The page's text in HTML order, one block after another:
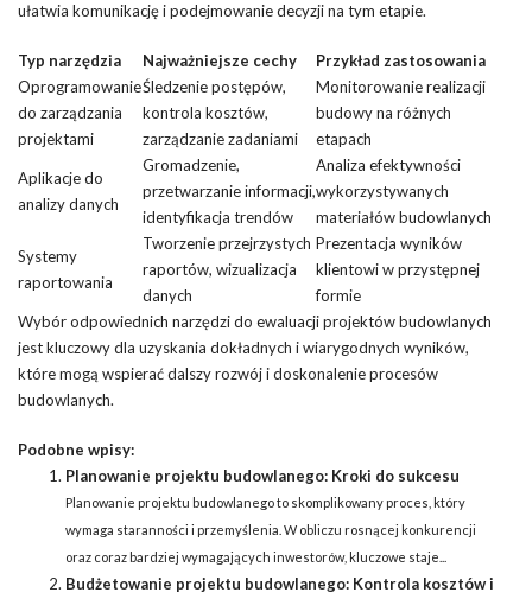
ułatwia komunikację i podejmowanie decyzji na tym etapie.
Typ narzędzia Najważniejsze cechy
Przykład zastosowania
Oprogramowanie
do zarządzania
projektami
Śledzenie postępów,
kontrola kosztów,
zarządzanie zadaniami
Monitorowanie realizacji
budowy na różnych
etapach
Aplikacje do
analizy danych
Gromadzenie,
przetwarzanie informacji,
identyfikacja trendów
Analiza efektywności
wykorzystywanych
materiałów budowlanych
Systemy
raportowania
Tworzenie przejrzystych
raportów, wizualizacja
danych
Prezentacja wyników
klientowi w przystępnej
formie
Wybór odpowiednich narzędzi do ewaluacji projektów budowlanych
jest kluczowy dla uzyskania dokładnych i wiarygodnych wyników,
które mogą wspierać dalszy rozwój i doskonalenie procesów
budowlanych.
Podobne wpisy:
Planowanie projektu budowlanego: Kroki do sukcesu
Planowanie projektu budowlanego to skomplikowany proces, który
wymaga staranności i przemyślenia. W obliczu rosnącej konkurencji
oraz coraz bardziej wymagających inwestorów, kluczowe staje...
Budżetowanie projektu budowlanego: Kontrola kosztów i